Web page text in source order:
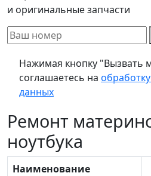
и оригинальные запчасти
Нажимая кнопку "Вызвать
соглашаетесь на
данных
Ремонт
ноутбука
Наименование